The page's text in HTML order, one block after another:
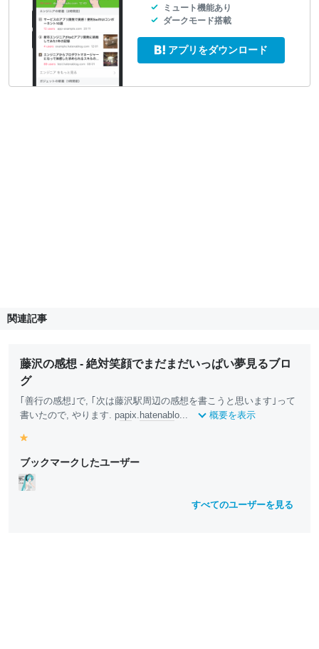
ミュート機能あり
ダークモード搭載
アプリをダウンロード
関連記事
藤沢の感想 - 絶対笑顔でまだまだいっぱい夢見るブロ
グ
｢善行の感想｣で, ｢次は藤沢駅周辺の感想を書こうと思います｣って
書いたので, やります. papix. hatenabl o... 概要を表示
ll
o
w
ブックマークしたユーザー
すべてのユーザーを見る